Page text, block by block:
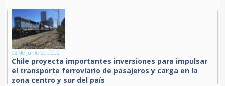
03 de Junio de 2022
Chile proyecta importantes inversiones para impulsar
el transporte ferroviario de pasajeros y carga en la
zona centro y sur del país